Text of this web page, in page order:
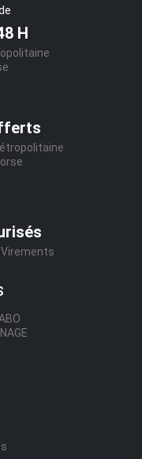
H
Virements